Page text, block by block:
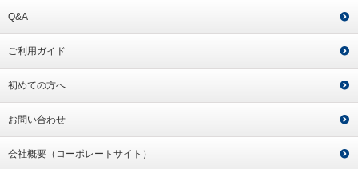
Q&A
ご利用ガイド
初めての方へ
お問い合わせ
会社概要（コーポレートサイト）